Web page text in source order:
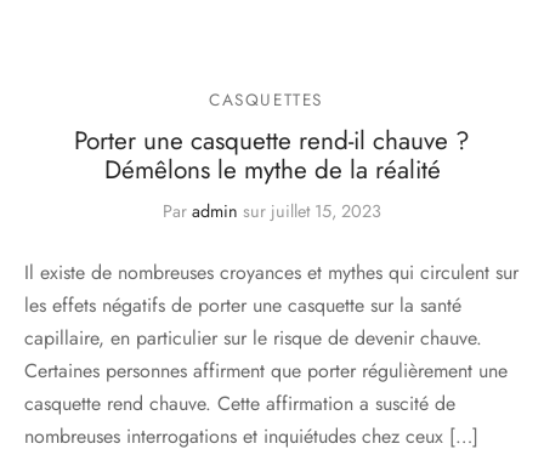
CASQUETTES
Porter une casquette rend-il chauve ?
Démêlons le mythe de la réalité
Par admin sur juillet 15, 2023
Il existe de nombreuses croyances et mythes qui circulent sur
les effets négatifs de porter une casquette sur la santé
capillaire, en particulier sur le risque de devenir chauve.
Certaines personnes affirment que porter régulièrement une
casquette rend chauve. Cette affirmation a suscité de
nombreuses interrogations et inquiétudes chez ceux […]